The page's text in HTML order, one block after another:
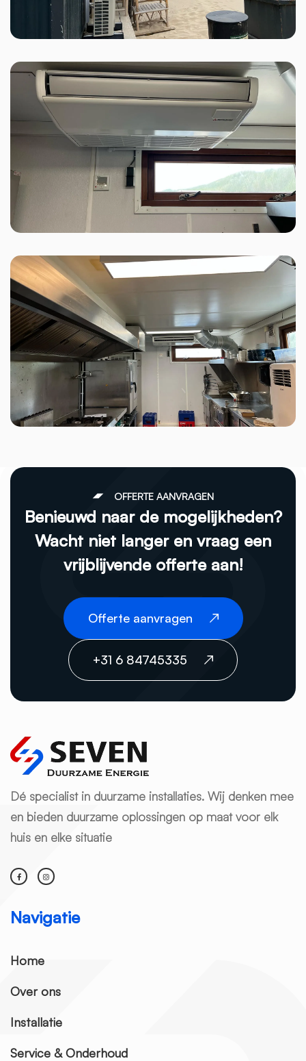
OFFERTE AANVRAGEN
Benieuwd naar de mogelijkheden?
Wacht niet langer en vraag een
vrijblijvende offerte aan!
Offerte aanvragen
+31 6 84745335
Dé specialist in duurzame installaties. Wij denken mee
en bieden duurzame oplossingen op maat voor elk
huis en elke situatie
Navigatie
Home
Over ons
Installatie
Service & Onderhoud